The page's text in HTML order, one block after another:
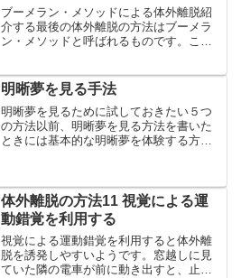
ブーメラン・メソッドによる体外離脱紹
介する最後の体外離脱の方法はブーメラ
ン・メソッドと呼ばれるものです。これ
は初心者向きの方法と言われています。
明晰夢を見る手法
明晰夢を見るために試しておきたい５つ
の方法以前、明晰夢を見る方法を書いた
ときには基本的な明晰夢を体験する方法
体外離脱の方法11 視覚による運
動錯覚を利用する
視覚による運動錯覚を利用すると体外離
脱を誘発しやすいようです。窓越しに見
ていた隣の電車が前に動き出すと、止ま